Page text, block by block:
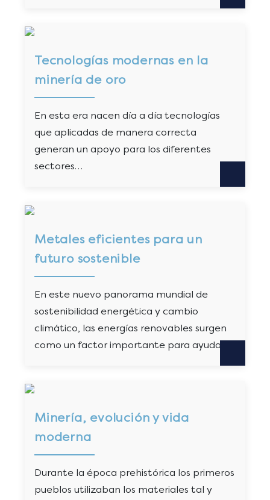
Tecnologías modernas en la
minería de oro
En esta era nacen día a día tecnologías
que aplicadas de manera correcta
generan un apoyo para los diferentes
sectores…
Metales eficientes para un
futuro sostenible
En este nuevo panorama mundial de
sostenibilidad energética y cambio
climático, las energías renovables surgen
como un factor importante para ayudar…
Minería, evolución y vida
moderna
Durante la época prehistórica los primeros
pueblos utilizaban los materiales tal y